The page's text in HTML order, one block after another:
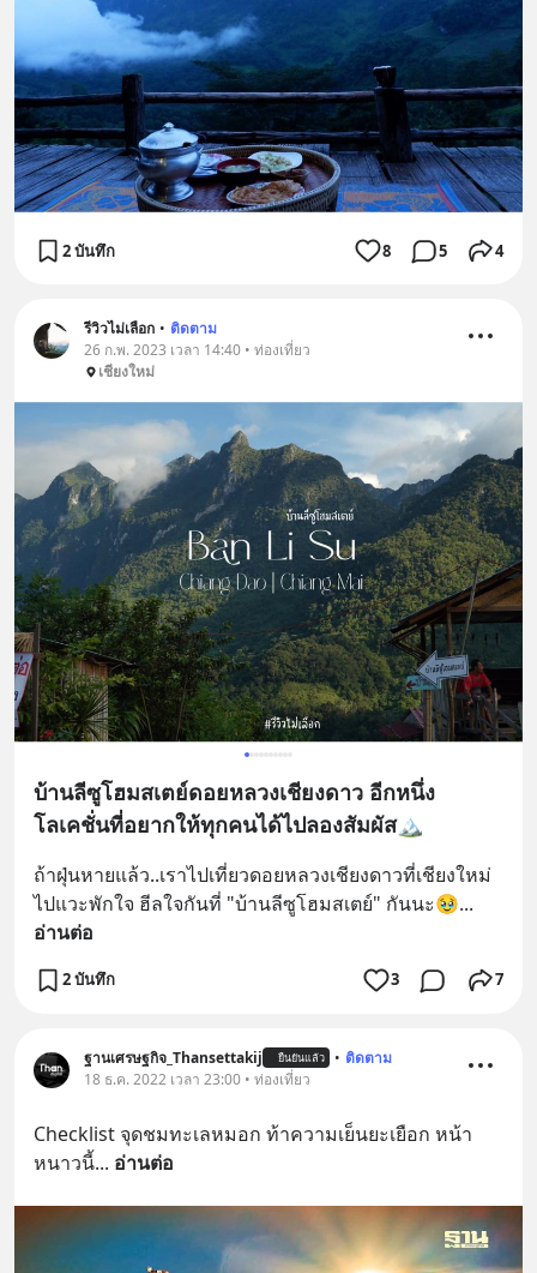
2 บันทึก 8 5 4
รีวิวไม่เลือก • ติดตาม
26 ก.พ. 2023 เวลา 14:40 • ท่องเที่ยว
เชียงใหม่
บ้านลีซูโฮมสเตย์ดอยหลวงเชียงดาว อีกหนึ่ง
โลเคชั่นที่อยากให้ทุกคนได้ไปลองสัมผัส🏔️
ถ้าฝุ่นหายแล้ว..เราไปเที่ยวดอยหลวงเชียงดาวที่เชียงใหม่
ไปแวะพักใจ ฮีลใจกันที่ "บ้านลีซูโฮมสเตย์" กันนะ🥹
อ่านต่อ
2 บันทึก 3 7
ฐานเศรษฐกิจ_Thansettakij ยืนยันแล้ว • ติดตาม
18 ธ.ค. 2022 เวลา 23:00 • ท่องเที่ยว
Checklist จุดชมทะเลหมอก ท้าความเย็นยะเยือก หน้า
หนาวนี้... อ่านต่อ